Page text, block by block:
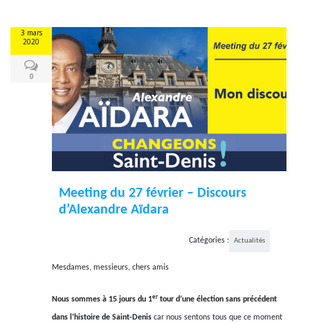
3 mars
2020
0
Meeting du 27 février – Discours
d’Alexandre Aïdara
Catégories : Actualités
Mesdames, messieurs, chers amis
Nous sommes à 15 jours du 1er tour d’une élection sans précédent
dans l’histoire de Saint-Denis car nous sentons tous que ce moment